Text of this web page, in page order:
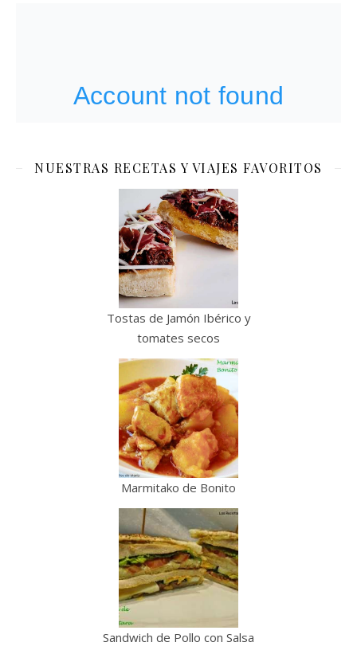
NUESTRAS RECETAS Y VIAJES FAVORITOS
Tostas de Jamón Ibérico y
tomates secos
Marmitako de Bonito
Sandwich de Pollo con Salsa